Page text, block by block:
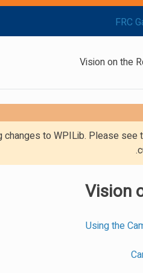
FRC
Vision on the
changes to WPILib. Please see
Vision
Using the